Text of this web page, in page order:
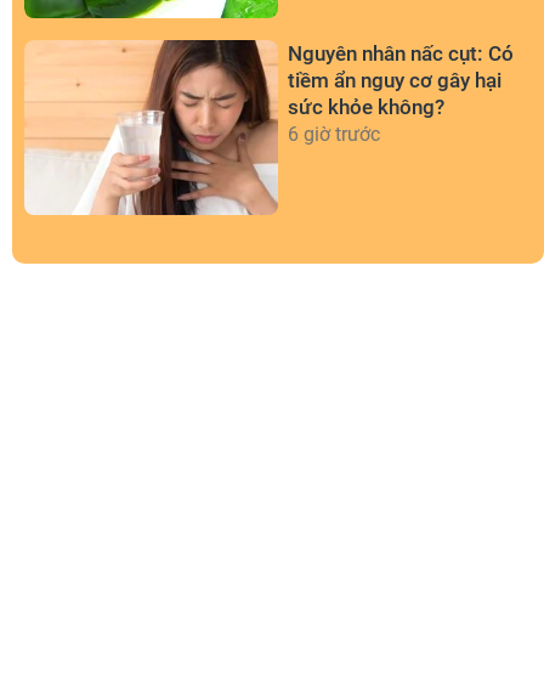
Nguyên nhân nấc cụt: Có
tiềm ẩn nguy cơ gây hại
sức khỏe không?
6 giờ trước